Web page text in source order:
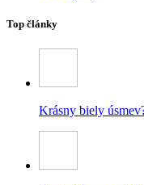
Top články
Krásny biely